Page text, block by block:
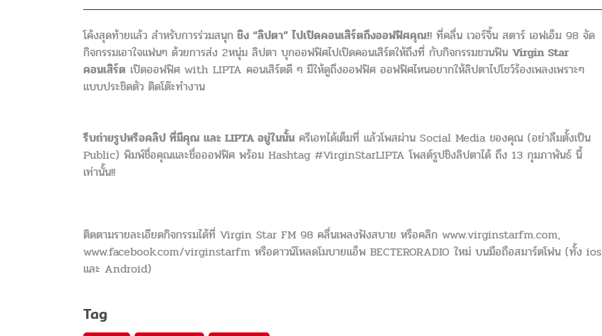
โค้งสุดท้ายแล้ว สำหรับการร่วมสนุก ชิง “ลิปตา” ไปเปิดคอนเสิร์ตถึงออฟฟิศคุณ!! ที่คลื่น เวอร์จิ้น สตาร์ เอฟเอ็ม 98 จัด
กิจกรรมเอาใจแฟนๆ ด้วยการส่ง 2หนุ่ม ลิปตา บุกออฟฟิศไปเปิดคอนเสิร์ตให้ถึงที่ กับกิจกรรมชวนฟิน Virgin Star
คอนเสิร์ต เปิดออฟฟิศ with LIPTA คอนเสิร์ตดี ๆ มีให้ดูถึงออฟฟิศ ออฟฟิศไหนอยากให้ลิปตาไปโชว์ร้องเพลงเพราะๆ
แบบประชิดตัว ติดโต๊ะทำงาน
รีบถ่ายรูปหรือคลิป ที่มีคุณ และ LIPTA อยู่ในนั้น ครีเอทได้เต็มที่ แล้วโพสผ่าน Social Media ของคุณ (อย่าลืมตั้งเป็น
Public) พิมพ์ชื่อคุณและชื่อออฟฟิศ พร้อม Hashtag #VirginStarLIPTA โพสต์รูปชิงลิปตาได้ ถึง 13 กุมภาพันธ์ นี้
เท่านั้น!!
ติดตามรายละเอียดกิจกรรมได้ที่ Virgin Star FM 98 คลื่นเพลงฟังสบาย หรือคลิก www.virginstarfm.com,
www.facebook.com/virginstarfm หรือดาวน์โหลดโมบายแอ็พ BECTERORADIO ใหม่ บนมือถือสมาร์ตโฟน (ทั้ง ios
และ Android)
Tag